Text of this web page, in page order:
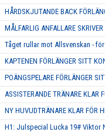
HÅRDSKJUTANDE BACK
MÅLFARLIG ANFALLARE
Tåget rullar mot Allsvenskan -
KAPTENEN FÖRLÄNGER SITT
POÄNGSPELARE FÖRLÄNGER
ASSISTERANDE TRÄNARE KLAR
NY HUVUDTRÄNARE KLAR FÖR
H1: Julspecial Lucka 19# Viktor